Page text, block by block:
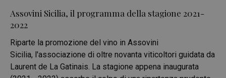
Assovini Sicilia, il programma della stagione 2021-
2022
Riparte la promozione del vino in Assovini
Sicilia, l'associazione di oltre novanta viticoltori guidata da
Laurent de La Gatinais. La stagione appena inaugurata